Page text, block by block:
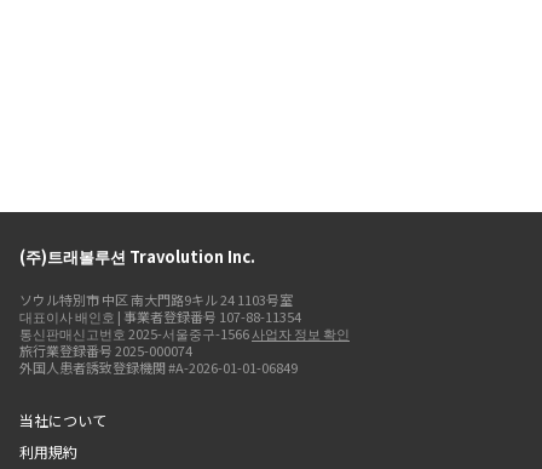
(주)트래볼루션 Travolution Inc.
ソウル特別市 中区 南大門路9キル 24 1103号室
대표이사 배인호 | 事業者登録番号 107-88-11354
통신판매신고번호 2025-서울중구-1566사업자 정보 확인
旅行業登録番号 2025-000074
外国人患者誘致登録機関 #A-2026-01-01-06849
当社について
利用規約